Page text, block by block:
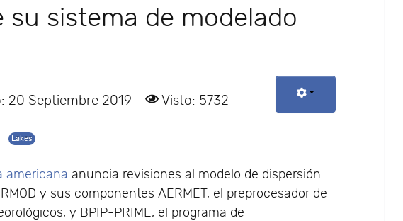
sistema de modelado
20 Septiembre 2019 Visto: 5732
Lakes
americana anuncia revisiones al modelo de dispersión
y sus componentes AERMET, el preprocesador de
y BPIP-PRIME, el programa de